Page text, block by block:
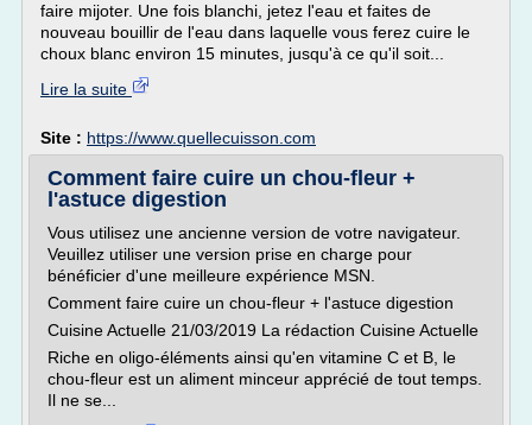
faire mijoter. Une fois blanchi, jetez l'eau et faites de
nouveau bouillir de l'eau dans laquelle vous ferez cuire le
choux blanc environ 15 minutes, jusqu'à ce qu'il soit...
Lire la suite
Site : https://www.quellecuisson.com
Comment faire cuire un chou-fleur +
l'astuce digestion
Vous utilisez une ancienne version de votre navigateur.
Veuillez utiliser une version prise en charge pour
bénéficier d'une meilleure expérience MSN.
Comment faire cuire un chou-fleur + l'astuce digestion
Cuisine Actuelle 21/03/2019 La rédaction Cuisine Actuelle
Riche en oligo-éléments ainsi qu'en vitamine C et B, le
chou-fleur est un aliment minceur apprécié de tout temps.
Il ne se...